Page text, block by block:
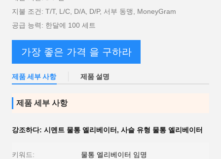
지불 조건: T/T, L/C, D/A, D/P, 서부 동맹, MoneyGram
공급 능력: 한달에 100 세트
가장 좋은 가격 을 구하라
제품 세부 사항 제품 설명
제품 세부 사항
강조하다: 시멘트 물통 엘리베이터 , 사슬 유형 물통 엘리베이터
키워드: 물통 엘리베이터 임명